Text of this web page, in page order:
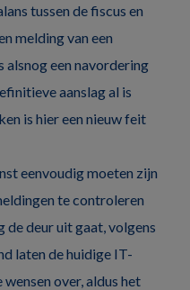
tussen de fiscus en
melding van een
een navordering
aanslag al is
is hier een nieuw feit
eenvoudig moeten zijn
te controleren
deur uit gaat, volgens
laten de huidige IT-
over, aldus het